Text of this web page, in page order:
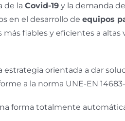
de la Covid-19y la demanda
en el desarrollo de equipos
fiables y eficientes a altas
orientada a dar
a la norma UNE-EN 14683-
forma totalmente